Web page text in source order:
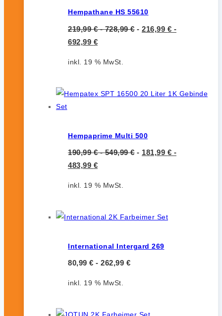
Hempathane HS 55610
219,99€-728,99€- 216,99 € -
692,99 €
inkl. 19 % MwSt.
Hempaprime Multi 500
190,99€-549,99€- 181,99 € -
483,99 €
inkl. 19 % MwSt.
International Intergard 269
80,99 € - 262,99 €
inkl. 19 % MwSt.